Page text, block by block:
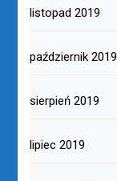
listopad 2019
październik 2019
sierpień 2019
lipiec 2019